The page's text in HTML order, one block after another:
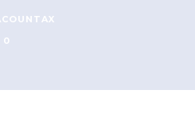
0